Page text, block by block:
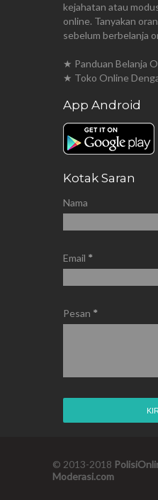
kejahatan atau
online. Tanyakan
sebelum berbelanja
★ Panduan Belanja
★ Toko Online
App Android
Kotak Saran
Nama
Email *
Pesan *
© 2013-2018
Moderasi.com